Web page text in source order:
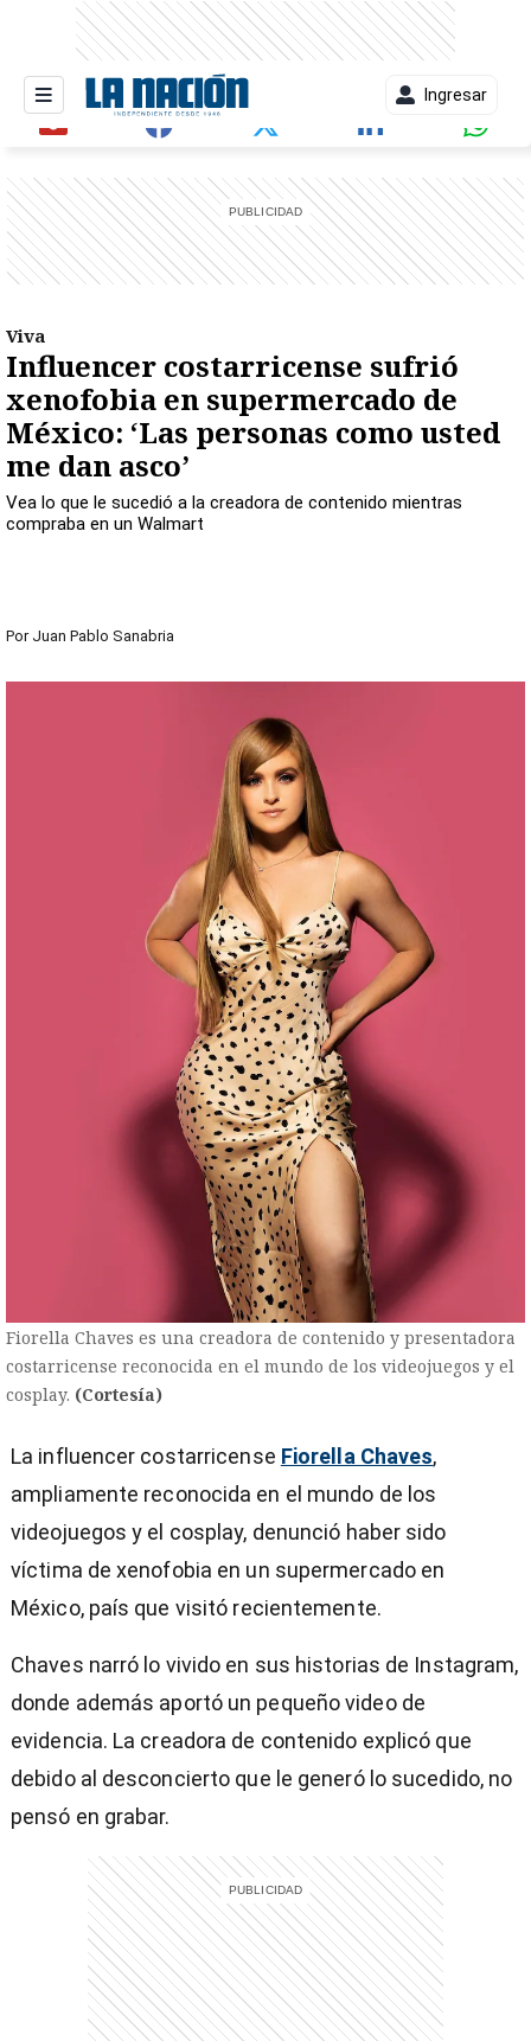
Ingresar
Viva
Influencer costarricense sufrió
xenofobia en supermercado de
México: ‘Las personas como usted
me dan asco’
Vea lo que le sucedió a la creadora de contenido mientras
compraba en un Walmart
Por Juan Pablo Sanabria
Fiorella Chaves es una creadora de contenido y presentadora
costarricense reconocida en el mundo de los videojuegos y el
cosplay. (Cortesía)
La influencer costarricense Fiorella Chaves,
ampliamente reconocida en el mundo de los
videojuegos y el cosplay, denunció haber sido
víctima de xenofobia en un supermercado en
México, país que visitó recientemente.
Chaves narró lo vivido en sus historias de Instagram,
donde además aportó un pequeño video de
evidencia. La creadora de contenido explicó que
debido al desconcierto que le generó lo sucedido, no
pensó en grabar.